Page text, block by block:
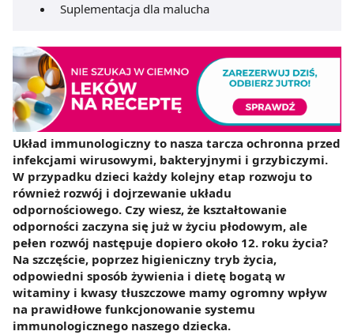
Suplementacja dla malucha
Układ immunologiczny to nasza tarcza ochronna przed
infekcjami wirusowymi, bakteryjnymi i grzybiczymi.
W przypadku dzieci każdy kolejny etap rozwoju to
również rozwój i dojrzewanie układu
odpornościowego. Czy wiesz, że kształtowanie
odporności zaczyna się już w życiu płodowym, ale
pełen rozwój następuje dopiero około 12. roku życia?
Na szczęście, poprzez higieniczny tryb życia,
odpowiedni sposób żywienia i dietę bogatą w
witaminy i kwasy tłuszczowe mamy ogromny wpływ
na prawidłowe funkcjonowanie systemu
immunologicznego naszego dziecka.